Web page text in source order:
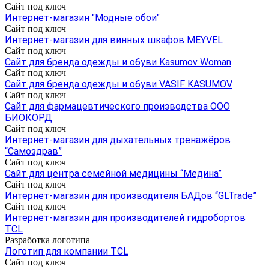
Сайт под ключ
Интернет-магазин "Модные обои"
Сайт под ключ
Интернет-магазин для винных шкафов MEYVEL
Сайт под ключ
Сайт для бренда одежды и обуви Kasumov Woman
Сайт под ключ
Сайт для бренда одежды и обуви VASIF KASUMOV
Сайт под ключ
Сайт для фармацевтического производства ООО
БИОКОРД
Сайт под ключ
Интернет-магазин для дыхательных тренажёров
“Самоздрав”
Сайт под ключ
Cайт для центра семейной медицины “Медина”
Сайт под ключ
Интернет-магазин для производителя БАДов “GLTrade”
Сайт под ключ
Интернет-магазин для производителей гидробортов
TCL
Разработка логотипа
Логотип для компании TCL
Сайт под ключ